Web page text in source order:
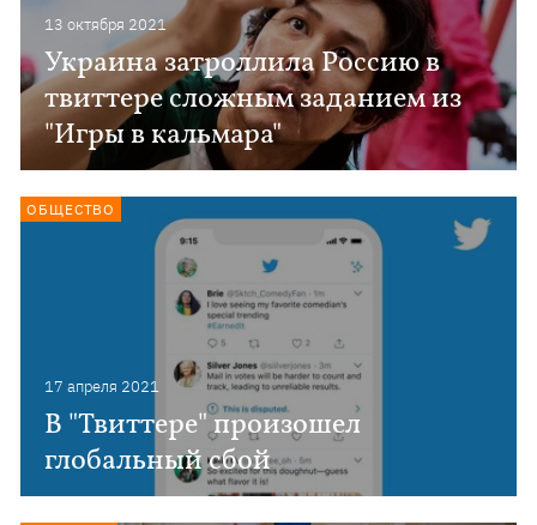
13 октября 2021
Украина затроллила Россию в
твиттере сложным заданием из
"Игры в кальмара"
17 апреля 2021
В "Твиттере" произошел
глобальный сбой
ОБЩЕСТВО